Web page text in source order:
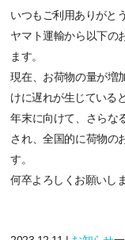
いつもご利用ありがと
ヤマト運輸から以下の
ます。
現在、お荷物の量が増
けに遅れが生じている
年末に向けて、さらな
され、全国的に荷物の
す。
何卒よろしくお願いしま